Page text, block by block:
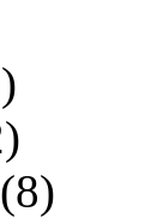
(8)